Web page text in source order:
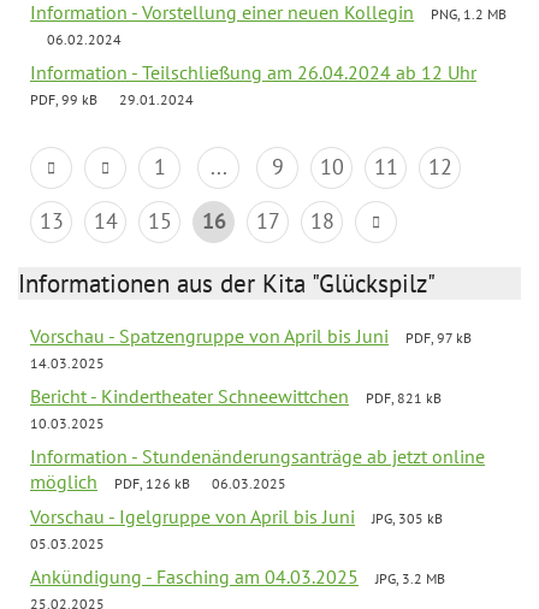
Information - Vorstellung einer neuen Kollegin
PNG, 1.2 MB
06.02.2024
Information - Teilschließung am 26.04.2024 ab 12 Uhr
PDF, 99 kB 29.01.2024
1 ... 9 10 11
12
13
14 15 16 17 18
Informationen aus der Kita "Glückspilz"
Vorschau - Spatzengruppe von April bis Juni
PDF, 97 kB
14.03.2025
Bericht - Kindertheater Schneewittchen
PDF, 821 kB
10.03.2025
Information - Stundenänderungsanträge ab jetzt online
möglich
PDF, 126 kB 06.03.2025
Vorschau - Igelgruppe von April bis Juni
JPG, 305 kB
05.03.2025
Ankündigung - Fasching am 04.03.2025
JPG, 3.2 MB
25.02.2025